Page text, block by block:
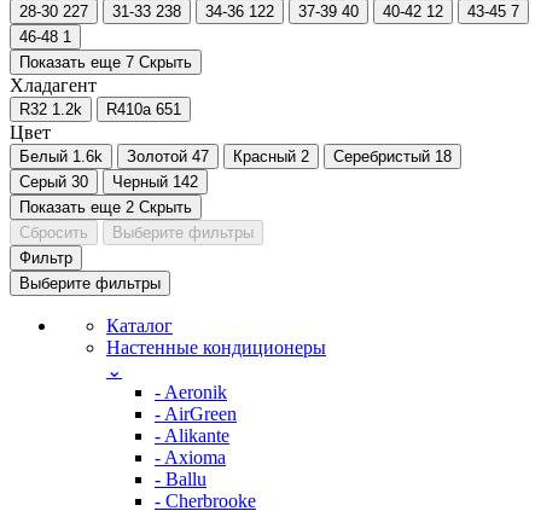
28-30 227 31-33 238 34-36 122 37-39 40 40-42 12 43-45 7
46-48 1
Показать еще 7 Скрыть
Хладагент
R32 1.2k R410a 651
Цвет
Белый 1.6k Золотой 47 Красный 2 Серебристый 18
Серый 30 Черный 142
Показать еще 2 Скрыть
Сбросить
Выберите фильтры
Фильтр
Выберите фильтры
Каталог
Настенные кондиционеры
⌄
- Aeronik
- AirGreen
- Alikante
- Axioma
- Ballu
- Cherbrooke